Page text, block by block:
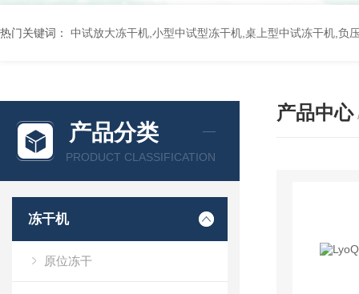
热门关键词： 中试放大冻干机,小型中试型冻干机,桌上型中试冻干机,负
产品分类
PRODUCT CLASSIFICATION
冻干机
原位冻干
产品中心